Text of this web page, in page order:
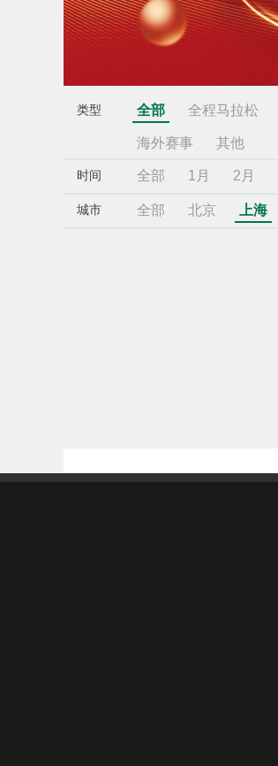
类型 全部 全程马拉松
海外赛事 其他
时间 全部 1月 2月
城市 全部 北京 上海